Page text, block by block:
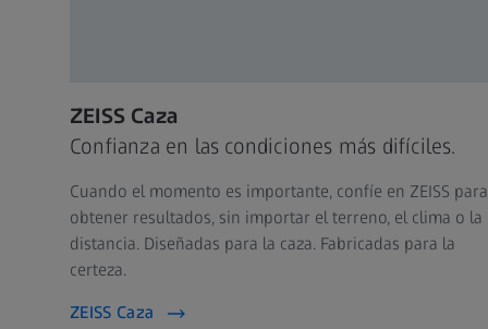
ZEISS Caza
Confianza en las condiciones más difíciles.
Cuando el momento es importante, confíe en ZEISS para
obtener resultados, sin importar el terreno, el clima o la
distancia. Diseñadas para la caza. Fabricadas para la
certeza.
ZEISS Caza